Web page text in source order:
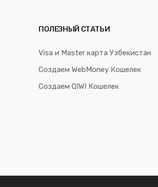
ПОЛЕЗНЫЙ СТАТЬИ
Visa и Master карта Узбекистан
Создаем WebMoney Кошелек
Создаем QIWI Кошелек